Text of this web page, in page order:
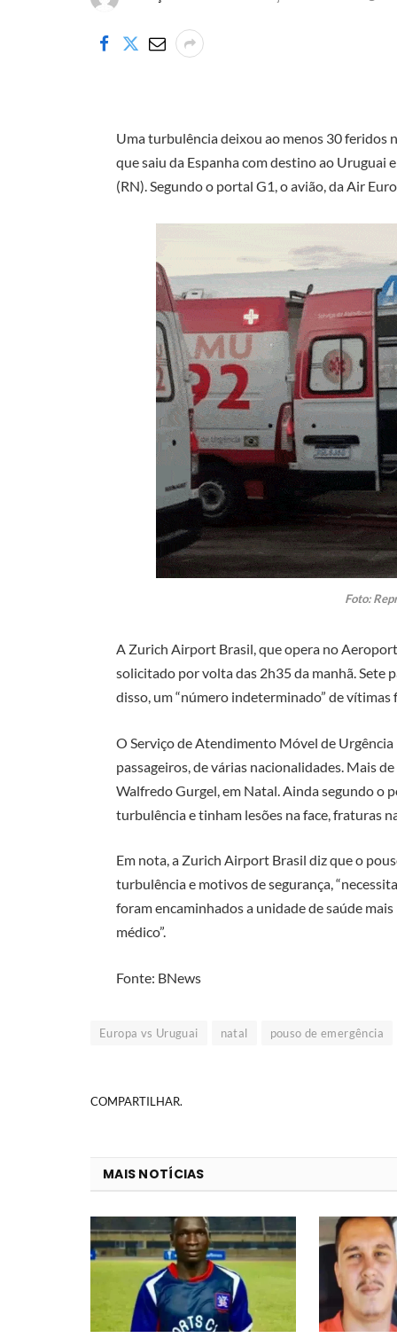
Uma turbulência deixou ao menos 30 feridos
que saiu da Espanha com destino ao Uruguai
(RN). Segundo o portal G1, o avião, da Air
Foto:
A Zurich Airport Brasil, que opera no
solicitado por volta das 2h35 da manhã. Sete
disso, um “número indeterminado” de
O Serviço de Atendimento Móvel de
passageiros, de várias nacionalidades. Mais
Walfredo Gurgel, em Natal. Ainda segundo o
turbulência e tinham lesões na face, fraturas
Em nota, a Zurich Airport Brasil diz que o
turbulência e motivos de segurança,
foram encaminhados a unidade de saúde
médico”.
Fonte: BNews
Europa vs Uruguai natal pouso de emergência
COMPARTILHAR.
MAIS NOTÍCIAS